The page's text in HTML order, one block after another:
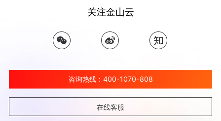
关注金山云
咨询热线：400-1070-808
在线客服